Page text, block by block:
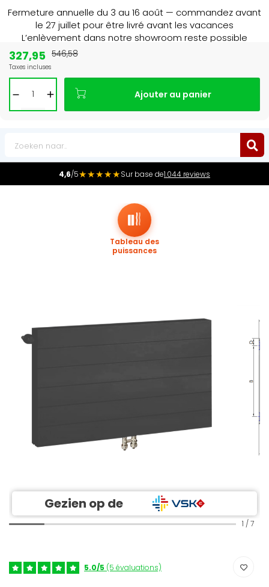
Fermeture annuelle du 3 au 16 août — commandez avant
le 27 juillet pour être livré avant les vacances
L’enlèvement dans notre showroom reste possible
jusqu’au 1er août à 16 h 30.
4,6/5★★★★★Sur base de1.044 reviews
Gezien op de
Tableau des
puissances
1 / 7
5.0/5 (5 évaluations)
327,95
Taxes incluses
546,58
Ajouter au panier